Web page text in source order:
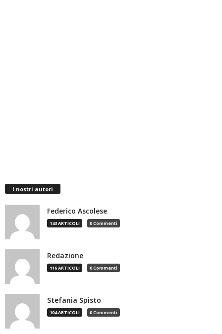
I nostri autori
Federico Ascolese
143 ARTICOLI 0 Commenti
Redazione
116 ARTICOLI 0 Commenti
Stefania Spisto
104 ARTICOLI 0 Commenti